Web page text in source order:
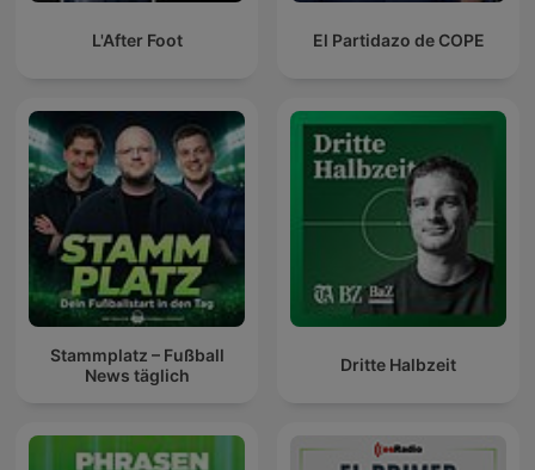
L'After Foot El Partidazo de COPE
Stammplatz – Fußball
News täglich
Dritte Halbzeit